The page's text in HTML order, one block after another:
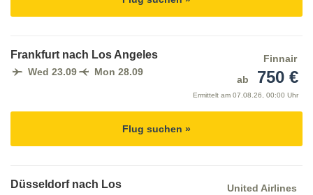
Frankfurt nach Los Angeles
Wed 23.09 Mon 28.09
Finnair
ab
750 €
Ermittelt am 07.08.26, 00:00 Uhr
Flug suchen »
Düsseldorf nach Los
United Airlines